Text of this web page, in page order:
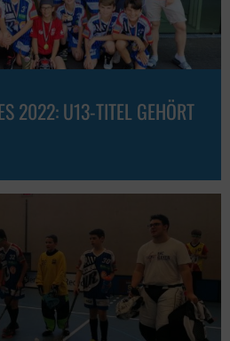
2022: U13-TITEL GEHÖRT